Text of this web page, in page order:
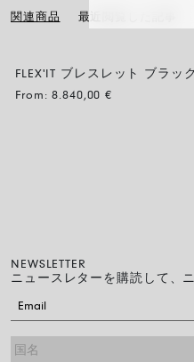
流れるようにそっと滑らせるだけ
関連商品 最近閲覧した記事
FLEX'IT ブレスレット ブラッ
From:8.840,00€
NEWSLETTER
ニュースレターを購読して、